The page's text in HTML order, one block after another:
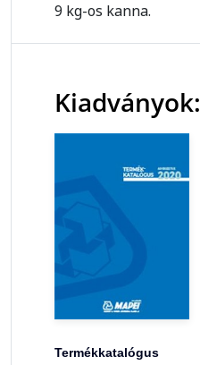
9 kg-os kanna.
Kiadványok:
Termékkatalógus